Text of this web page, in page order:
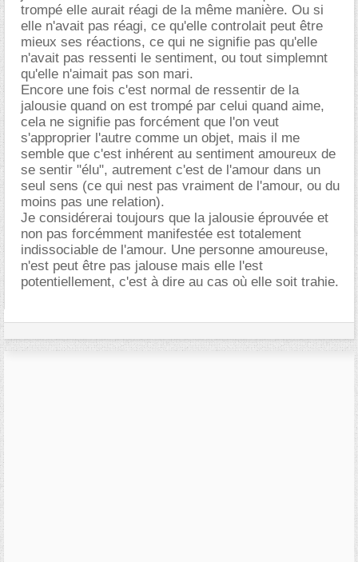
trompé elle aurait réagi de la même manière. Ou si
elle n'avait pas réagi, ce qu'elle controlait peut être
mieux ses réactions, ce qui ne signifie pas qu'elle
n'avait pas ressenti le sentiment, ou tout simplemnt
qu'elle n'aimait pas son mari.
Encore une fois c'est normal de ressentir de la
jalousie quand on est trompé par celui quand aime,
cela ne signifie pas forcément que l'on veut
s'approprier l'autre comme un objet, mais il me
semble que c'est inhérent au sentiment amoureux de
se sentir "élu", autrement c'est de l'amour dans un
seul sens (ce qui nest pas vraiment de l'amour, ou du
moins pas une relation).
Je considérerai toujours que la jalousie éprouvée et
non pas forcémment manifestée est totalement
indissociable de l'amour. Une personne amoureuse,
n'est peut être pas jalouse mais elle l'est
potentiellement, c'est à dire au cas où elle soit trahie.